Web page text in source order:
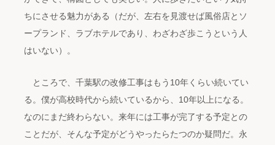
ちにさせる魅力がある（だが、左右を見渡せば風俗店とソ
ープランド、ラブホテルであり、わざわざ歩こうという人
はいない）。
ところで、千葉駅の改修工事はもう10年くらい続いてい
る。僕が高校時代から続いているから、10年以上になる。
なのにまだ終わらない。来年には工事が完了する予定との
ことだが、そんな予定がどうやったらたつのか疑問だ。永